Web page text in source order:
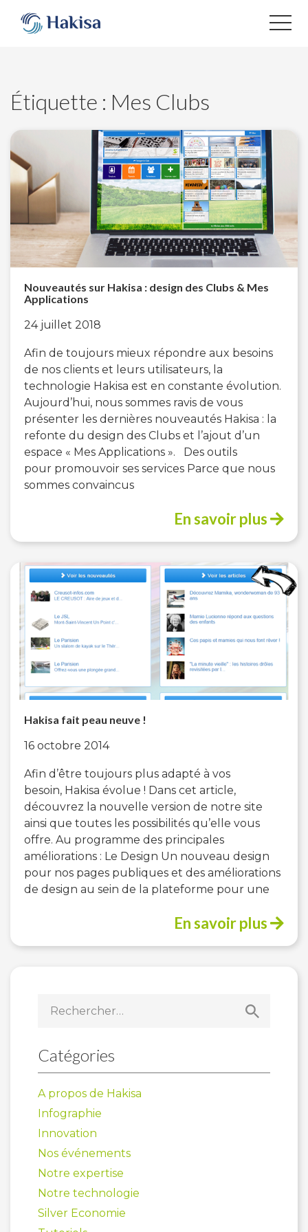
contenu
Étiquette : Mes Clubs
Nouveautés sur Hakisa : design des Clubs & Mes
Applications
24 juillet 2018
Afin de toujours mieux répondre aux besoins
de nos clients et leurs utilisateurs, la
technologie Hakisa est en constante évolution.
Aujourd’hui, nous sommes ravis de vous
présenter les dernières nouveautés Hakisa : la
refonte du design des Clubs et l’ajout d’un
espace « Mes Applications ». Des outils
pour promouvoir ses services Parce que nous
sommes convaincus
En savoir plus
Hakisa fait peau neuve !
16 octobre 2014
Afin d’être toujours plus adapté à vos
besoin, Hakisa évolue ! Dans cet article,
découvrez la nouvelle version de notre site
ainsi que toutes les possibilités qu’elle vous
offre. Au programme des principales
améliorations : Le Design Un nouveau design
pour nos pages publiques et des améliorations
de design au sein de la plateforme pour une
En savoir plus
Catégories
A propos de Hakisa
Infographie
Innovation
Nos événements
Notre expertise
Notre technologie
Silver Economie